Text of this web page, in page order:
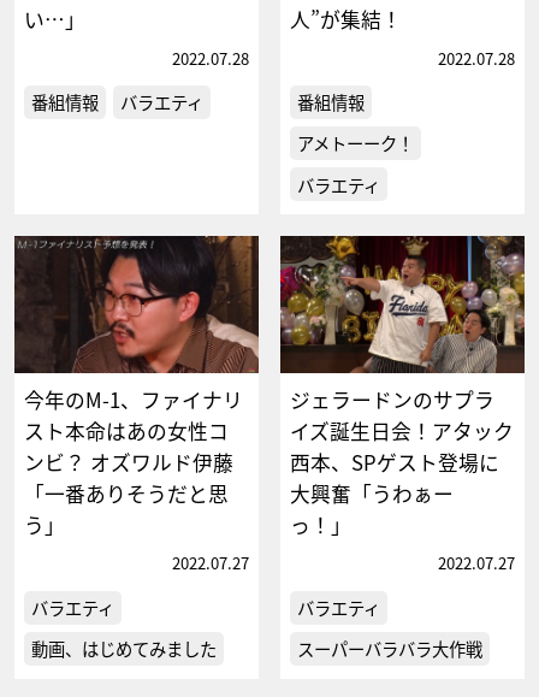
い…」
2022.07.28
番組情報 バラエティ
人”が集結！
2022.07.28
番組情報
アメトーーク！
バラエティ
今年のM-1、ファイナリ
スト本命はあの女性コ
ンビ？ オズワルド伊藤
「一番ありそうだと思
う」
2022.07.27
バラエティ
動画、はじめてみました
ジェラードンのサプラ
イズ誕生日会！アタック
西本、SPゲスト登場に
大興奮「うわぁー
っ！」
2022.07.27
バラエティ
スーパーバラバラ大作戦